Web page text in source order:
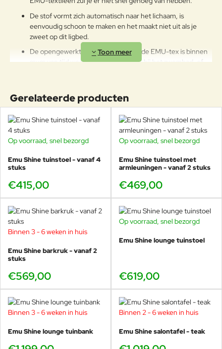
essentiële elementen die de
aantrekkingskracht van teak
producten gebruikt wordt, is FSC®
gecertificeerd.
Aluminium
om het product lange tijd in
uitstekende staat te houden, raden
we aan om het correct en
regelmatig te reinigen. Verricht de
reiniging vaker op plaatsen die
door een grote vochtigheid of een
Het wordt aanbevolen om de
oppervlakken met een zachte doek
en met water of neutrale
reinigingsmiddelen te reinigen. De
blootstelling aan intense uv-
straling of aan erg lage
eigenschappen van de mooie
om de producten wanneer ze
lange tijd niet gebruikt worden of
in de winter te reinigen en op een
beschermde plek op te bergen.
met vette stoffen en/of
De stof vormt zich automatisch naar het lichaam, is
eenvoudig schoon te maken en het maakt niet uit als je
zweet op dit ligbed.
De opengewerkte speciaal ontwikkelde EMU-tex is binnen
mum van tijd weer droog, ideaal voor bij het zwembad, of
bergen in de schuur of op een hoekje van het terras of
balkon, het Shine ligbed is namelijk stapelbaar tot 2 stuks.
Alleen het beste aluminium en teakhout is gebruikt voor de
Aluminium tuinmeubels van Emu, de shine lounge stoel
heeft een draagkracht van wel 200 kg!
Bovendien is de Emu Shine lekker licht en daardoor
Het gewicht is namelijk 17,6kg
Ontworpen door Arik Levy.
Kom de Shine tuinstoelen en teakhouten tafels
uitproberen in onze showroom, ze staan hier in
het zwart en wit.
Arik Levy
"Creatie is een ongecontroleerde spier" volgens Arik Levy
Kunstenaar, technicus, fotograaf, ontwerper,
videokunstenaar, Levy's vaardigheden zijn multidisciplinair
Gerelateerde producten
Op voorraad, snel bezorgd
Emu Shine tuinstoel - vanaf 4
stuks
€415,00
Op voorraad, snel bezorgd
Emu Shine tuinstoel met
armleuningen - vanaf 2 stuks
€469,00
Binnen 3 - 6 weken in huis
Emu Shine barkruk - vanaf 2
stuks
€569,00
Op voorraad, snel bezorgd
Emu Shine lounge tuinstoel
€619,00
Binnen 3 - 6 weken in huis
Emu Shine lounge tuinbank
Binnen 2 - 6 weken in huis
Emu Shine salontafel - teak